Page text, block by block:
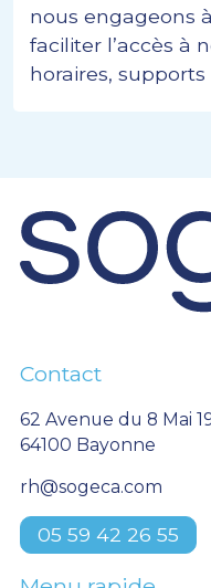
nous engageons
faciliter l’accès à
horaires,
Contact
62 Avenue du 8 Mai
64100 Bayonne
rh@sogeca.com
05 59 42 26 55